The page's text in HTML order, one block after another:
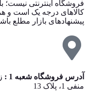
فروشگاه اینترنتی
کالاهای درجه یک است و
پیشنهادهای بازار مطلع
آدرس فروشگاه شعبه 1 :
منفی 1، پلاک 13